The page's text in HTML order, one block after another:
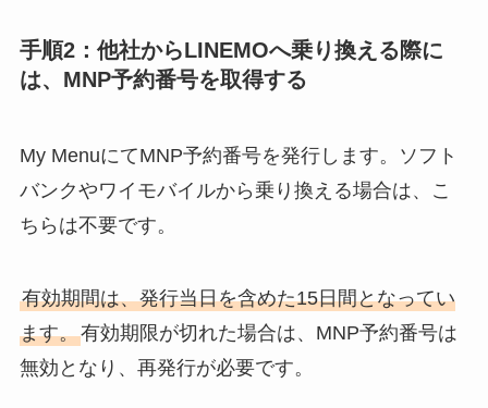
手順2：他社からLINEMOへ乗り換える際に
は、MNP予約番号を取得する
My MenuにてMNP予約番号を発行します。ソフト
バンクやワイモバイルから乗り換える場合は、こ
ちらは不要です。
有効期間は、発行当日を含めた15日間となってい
ます。有効期限が切れた場合は、MNP予約番号は
無効となり、再発行が必要です。